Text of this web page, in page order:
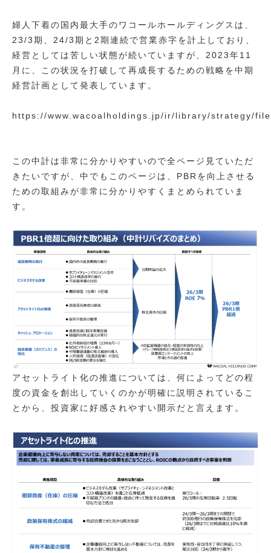
婦人下着の国内最大手のワコールホールディングスは、
23/3期、24/3期と2期連続で営業赤字を計上しており、
経営としては苦しい状態が続いていますが、2023年11
月に、この状況を打破して再成長するための戦略を中期
経営計画として発表しています。
https://www.wacoalholdings.jp/ir/library/strategy/
この中計は非常に分かりやすいので全ページ見ていただ
きたいですが、中でもこのページは、PBRを向上させる
ための取組みが非常に分かりやすくまとめられていま
す。
アセットライト化の推進については、何によってどの程
度の資金を創出していくのかが明確に説明されているこ
とから、投資家に好感されやすい開示だと言えます。